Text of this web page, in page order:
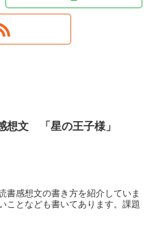
想文 「星の王子様」
書感想文の書き方を紹介していま
ことなども書いてあります。課題